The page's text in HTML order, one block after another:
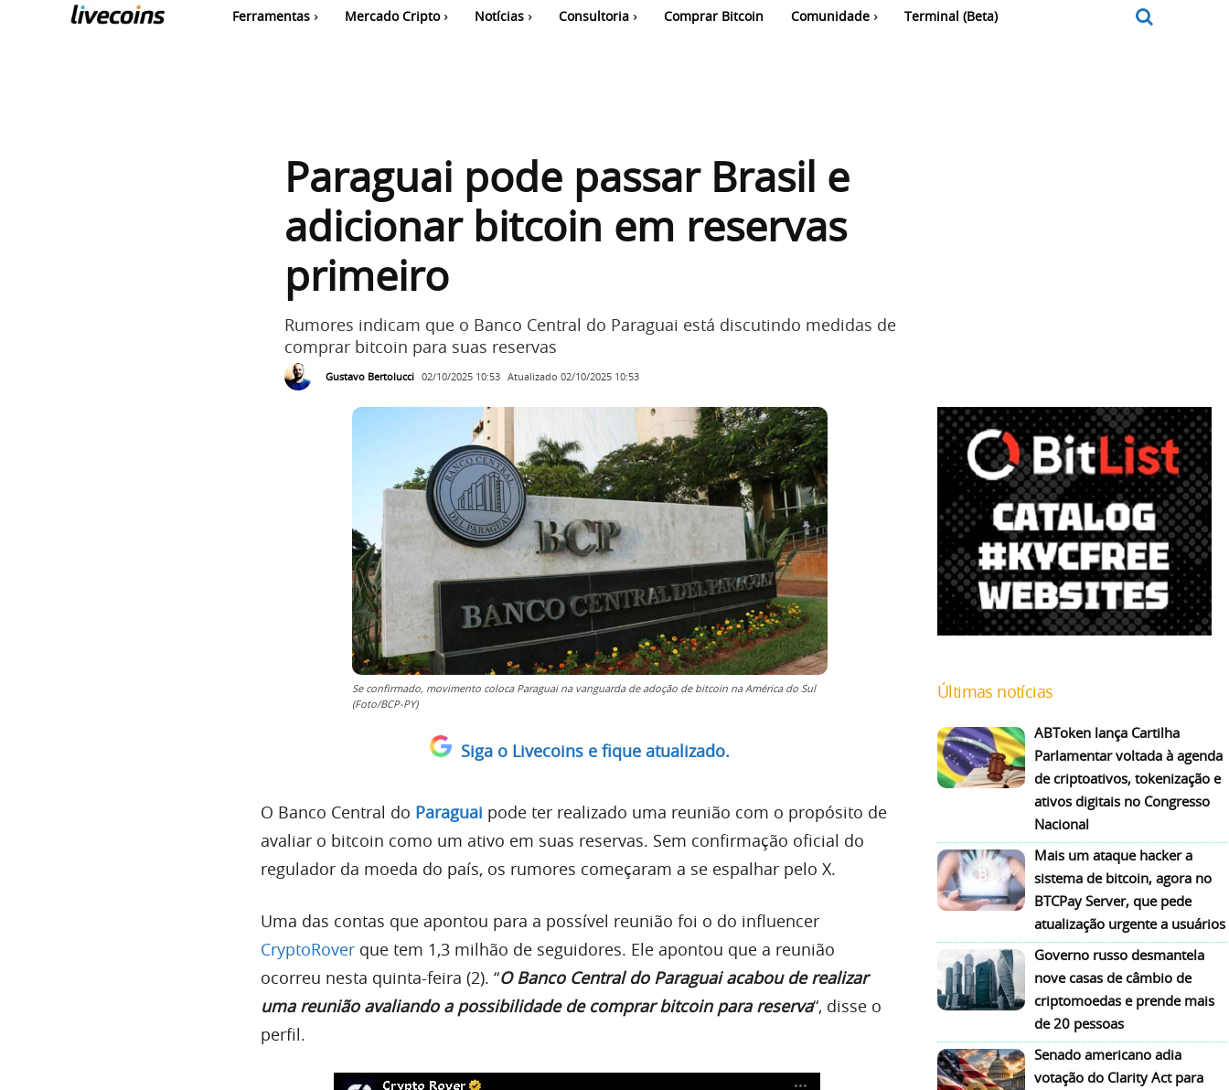
Ferramentas Mercado Cripto Notícias Consultoria Comprar Bitcoin Comunidade Terminal (Beta)
Paraguai pode passar Brasil e
adicionar bitcoin em reservas
primeiro
Rumores indicam que o Banco Central do Paraguai está discutindo medidas de
comprar bitcoin para suas reservas
Gustavo Bertolucci 02/10/2025 10:53 Atualizado 02/10/2025 10:53
Se confirmado, movimento coloca Paraguai na vanguarda de adoção de bitcoin na América do Sul
(Foto/BCP-PY)
Siga o Livecoins e fique atualizado.
O Banco Central do Paraguai pode ter realizado uma reunião com o propósito de
avaliar o bitcoin como um ativo em suas reservas. Sem confirmação oficial do
regulador da moeda do país, os rumores começaram a se espalhar pelo X.
Uma das contas que apontou para a possível reunião foi o do influencer
CryptoRover que tem 1,3 milhão de seguidores. Ele apontou que a reunião
ocorreu nesta quinta-feira (2). “O Banco Central do Paraguai acabou de realizar
uma reunião avaliando a possibilidade de comprar bitcoin para reserva“, disse o
perfil.
Últimas notícias
ABToken lança Cartilha
Parlamentar voltada à agenda
de criptoativos, tokenização e
ativos digitais no Congresso
Nacional
Mais um ataque hacker a
sistema de bitcoin, agora no
BTCPay Server, que pede
atualização urgente a usuários
Governo russo desmantela
nove casas de câmbio de
criptomoedas e prende mais
de 20 pessoas
Senado americano adia
votação do Clarity Act para